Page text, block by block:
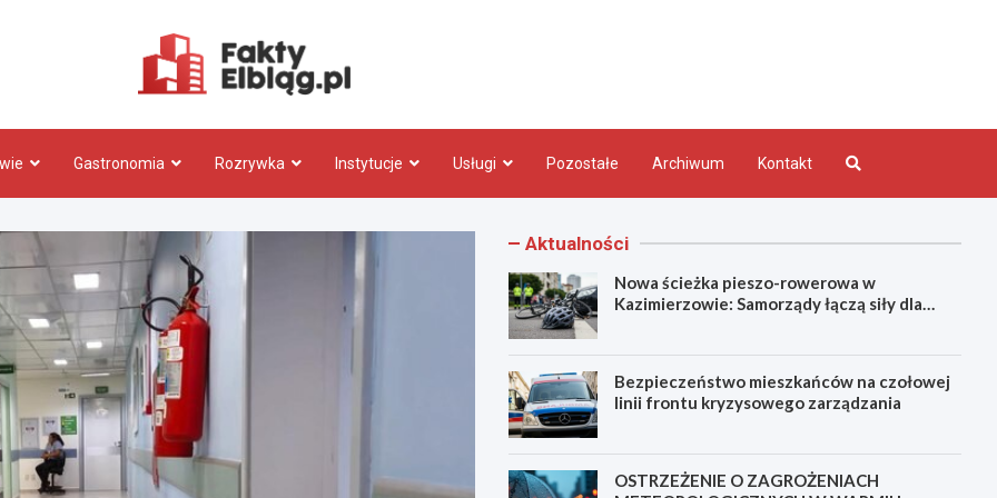
Gastronomia Rozrywka Instytucje Usługi Pozostałe Archiwum Kontakt
Aktualności
Nowa ścieżka pieszo-rowerowa w
Kazimierzowie: Samorządy łączą siły dla
Bezpieczeństwo mieszkańców na czołowej
linii frontu kryzysowego zarządzania
OSTRZEŻENIE O ZAGROŻENIACH